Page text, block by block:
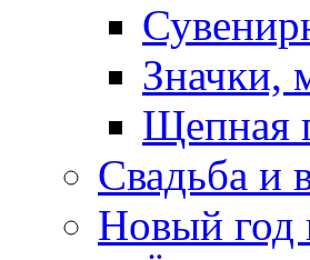
Значки,
Щепная
Свадьба и
Новый год